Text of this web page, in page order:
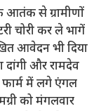
आतंक से ग्रामीणों
चोरी कर ले भागें
आवेदन भी दिया
दांगी और रामदेव
फार्म में लगे एंगल
को मंगलवार